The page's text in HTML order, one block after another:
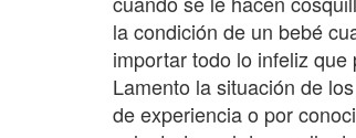
la condición de un bebé
importar todo lo infeliz
Lamento la situación de
de experiencia o por